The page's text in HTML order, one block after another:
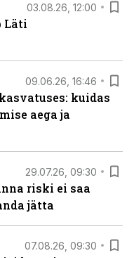
03.08.26, 12:00
Läti
09.06.26, 16:46
kuidas
aega ja
29.07.26, 09:30
riski ei saa
jätta
07.08.26, 09:30